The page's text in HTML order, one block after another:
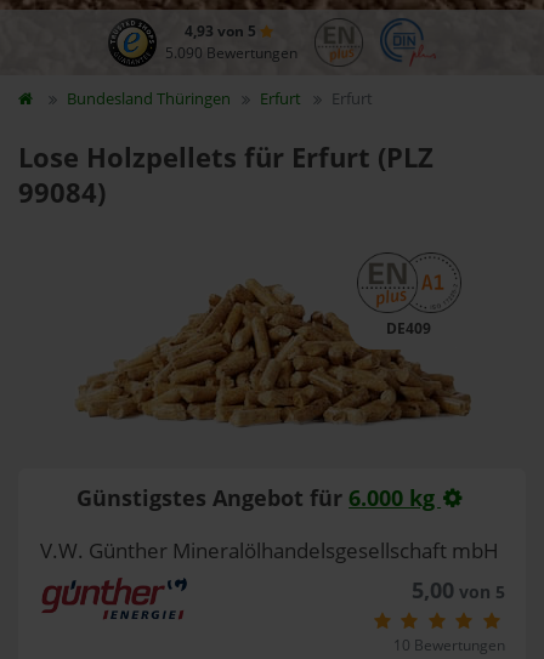
4,93 von 5
5.090 Bewertungen
Bundesland Thüringen Erfurt Erfurt
Lose Holzpellets für Erfurt (PLZ
99084)
DE409
Günstigstes Angebot für 6.000 kg
V.W. Günther Mineralölhandelsgesellschaft mbH
5,00 von 5
10 Bewertungen